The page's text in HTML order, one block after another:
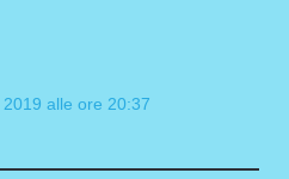
alle ore 20:37